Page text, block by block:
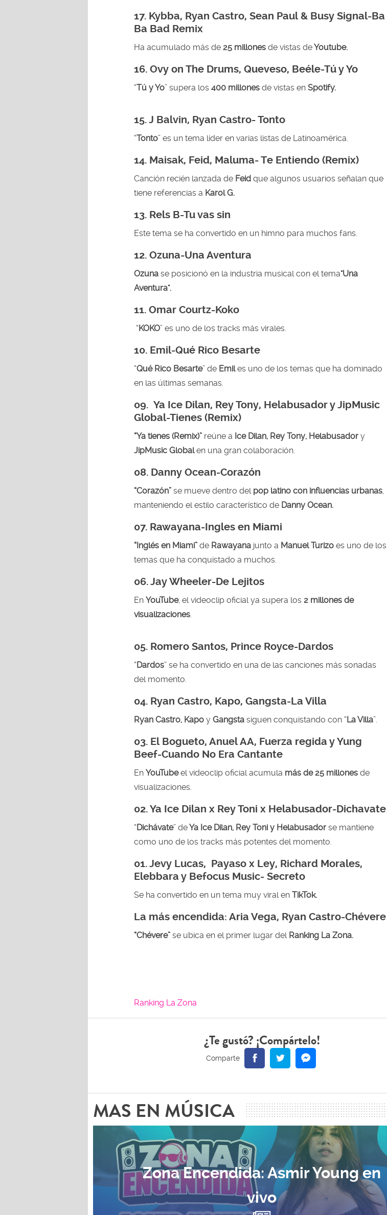
17. Kybba, Ryan Castro, Sean Paul & Busy Signal-Ba
Ba Bad Remix
Ha acumulado más de 25 millones de vistas deYoutube.
16. Ovy on The Drums, Queveso, Beéle-Tú y Yo
“Tú y Yo” supera los 400 millones de vistas en Spotify.
15. J Balvin, Ryan Castro- Tonto
“Tonto” es un tema líder en varias listas de Latinoamérica.
14. Maisak, Feid, Maluma- Te Entiendo (Remix)
Canción recién lanzada de Feid que algunos usuarios señalan que
tiene referencias a Karol G.
13. Rels B-Tu vas sin
Este tema se ha convertido en un himno para muchos fans.
12. Ozuna-Una Aventura
Ozuna se posicionó en la industria musical con el tema"Una
Aventura".
11. Omar Courtz-Koko
“KOKO” es uno de los tracks más virales.
10. Emil-Qué Rico Besarte
“Qué Rico Besarte” de Emiles uno de los temas que ha dominado
en las últimas semanas.
09. Ya Ice Dilan, Rey Tony, Helabusador y JipMusic
Global-Tienes (Remix)
“Ya tienes (Remix)” reúne a Ice Dilan, Rey Tony, Helabusador y
JipMusic Globalen una gran colaboración.
08. Danny Ocean-Corazón
“Corazón” se mueve dentro del pop latino con influencias urbanas
manteniendo el estilo característico de Danny Ocean.
07. Rawayana-Ingles en Miami
“Inglés en Miami” de Rawayana junto a Manuel Turizo es uno de los
temas que ha conquistado a muchos.
06.Jay Wheeler-De Lejitos
En YouTube, el videoclip oficial ya supera los 2 millones de
visualizaciones
05. Romero Santos, Prince Royce-Dardos
“Dardos” se ha convertido en una de las canciones más sonadas
del momento.
04. Ryan Castro, Kapo, Gangsta-La Villa
Ryan Castro, Kapo y Gangsta siguen conquistando con “La Villa”.
03. El Bogueto, Anuel AA, Fuerza regida y Yung
Beef-Cuando No Era Cantante
En YouTubeel videoclip oficial acumula más de 25 millones de
visualizaciones.
02.Ya Ice Dilan x Rey Toni x Helabusador-Dichavate
“Dichávate” deYa Ice Dilan, Rey Toni y Helabusador se mantiene
como uno de los tracks más potentes del momento.
01.Jevy Lucas, Payaso x Ley, Richard Morales,
Elebbara y Befocus Music- Secreto
Se ha convertido en un tema muy viral en TikTok.
La más encendida: Aria Vega, Ryan Castro-Chévere
“Chévere” se ubica en el primer lugar del Ranking La Zona.
Ranking La Zona
¿Te gustó? ¡Compártelo!
MAS EN MÚSICA
Zona Encendida: Asmir Young en
vivo